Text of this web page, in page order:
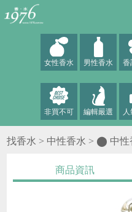
女性香水 男性香水 香
非買不可 編輯嚴選
找香水 > 中性香水 > ⬤ 中性
商品資訊